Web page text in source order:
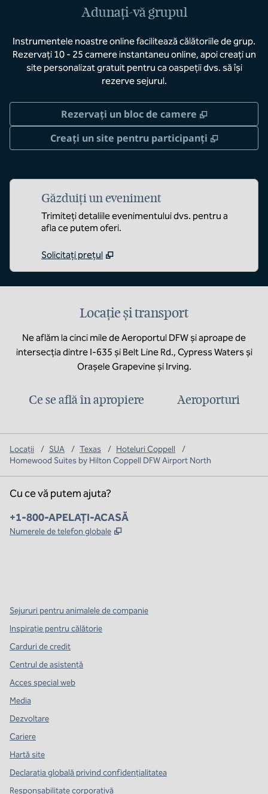
Adunați-vă grupul
Instrumentele noastre online facilitează călătoriile de grup.
Rezervați 10 - 25 camere instantaneu online, apoi creați un
site personalizat gratuit pentru ca oaspeții dvs. să își
rezerve sejurul.
Rezervați un bloc de camere ,
Creați un site pentru participanți
,
Găzduiți un eveniment
Trimiteți detaliile evenimentului dvs. pentru a
afla ce putem oferi.
Solicitați prețul
Locație și transport
Ne aflăm la cinci mile de Aeroportul DFW și aproape de
intersecția dintre I-635 și Belt Line Rd., Cypress Waters și
Orașele Grapevine și Irving.
Ce se află în apropiere Aeroporturi
Locații / SUA / Texas / Hoteluri Coppell
/
Homewood Suites by Hilton Coppell DFW Airport North
Cu ce vă putem ajuta?
Telefon:
+1-800-APELAȚI-ACASĂ
Numerele de telefon globale ,
Sejururi pentru animalele de companie
Inspirație pentru călătorie
Carduri de credit
Centrul de asistență
Acces special web
Media
Dezvoltare
Cariere
Hartă site
Declarația globală privind confidenţialitatea
Responsabilitate corporativă